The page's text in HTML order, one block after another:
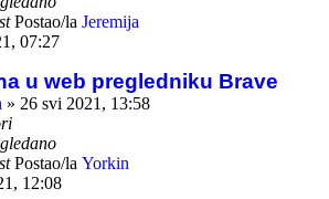
Postao/la Jeremija
07:27
u web pregledniku Brave
» 26 svi 2021, 13:58
Postao/la Yorkin
12:08